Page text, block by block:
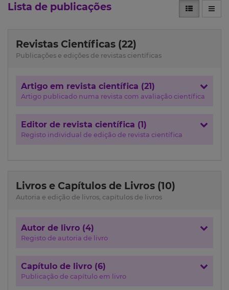
Lista de publicações
Revistas Científicas (22)
Publicações e edições de revistas científicas
Artigo em revista científica (21)
Artigo publicado numa revista com avaliação científica
Editor de revista científica (1)
Registo individual de edição de revista científica
Livros e Capítulos de Livros (10)
Autoria e edição de livros, capítulos de livros
Autor de livro (4)
Registo de autoria de livro
Capítulo de livro (6)
Publicação de capítulo em livro